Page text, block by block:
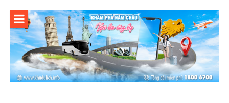
content